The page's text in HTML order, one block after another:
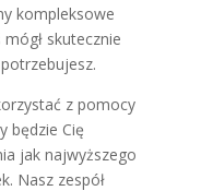
kompleksowe
skutecznie
z pomocy
będzie Cię
jak najwyższego
Nasz zespół